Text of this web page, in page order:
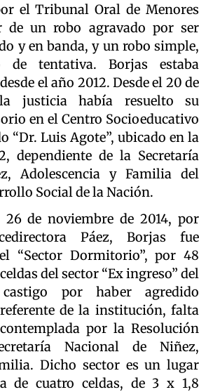
el Tribunal Oral de Menores
de un robo agravado por ser
y en banda, y un robo simple,
de tentativa. Borjas estaba
el año 2012. Desde el 20 de
justicia había resuelto su
en el Centro Socioeducativo
“Dr. Luis Agote”, ubicado en la
dependiente de la Secretaría
Adolescencia y Familia del
Social de la Nación.
de noviembre de 2014, por
Páez, Borjas fue
“Sector Dormitorio”, por 48
del sector “Ex ingreso” del
por haber agredido
de la institución, falta
por la Resolución
Nacional de Niñez,
Dicho sector es un lugar
de cuatro celdas, de 3 x 1,8